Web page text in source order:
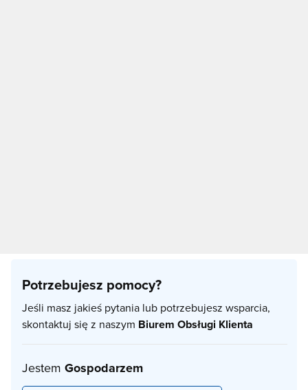
Potrzebujesz pomocy?
Jeśli masz jakieś pytania lub potrzebujesz wsparcia,
skontaktuj się z naszym Biurem Obsługi Klienta
Jestem Gospodarzem